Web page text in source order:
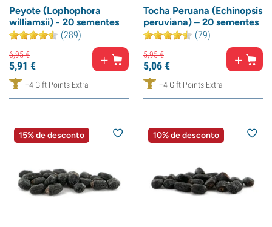
Peyote (Lophophora
williamsii) - 20 sementes
(289)
6,95€
5,91 €
+4 Gift Points Extra
Tocha Peruana (Echinopsis
peruviana) – 20 sementes
(79)
5,95€
5,06€
+4 Gift Points Extra
15% de desconto 10% de desconto